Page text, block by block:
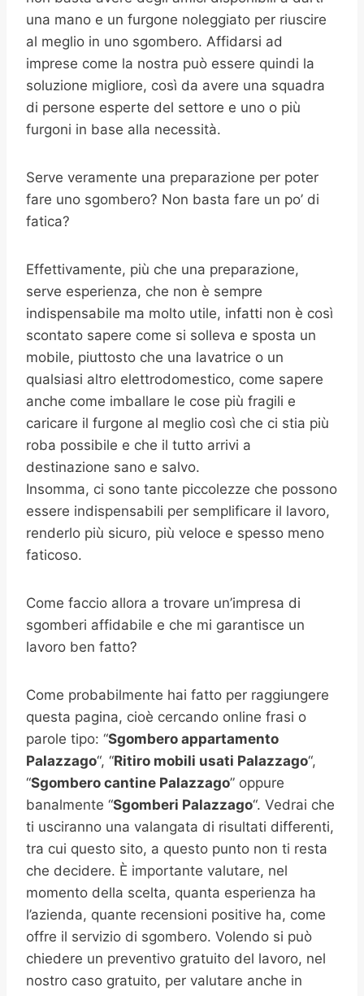
una mano e un furgone noleggiato per riuscire
al meglio in uno sgombero. Affidarsi ad
imprese come la nostra può essere quindi la
soluzione migliore, così da avere una squadra
di persone esperte del settore e uno o più
furgoni in base alla necessità.
Serve veramente una preparazione per poter
fare uno sgombero? Non basta fare un po’ di
fatica?
Effettivamente, più che una preparazione,
serve esperienza, che non è sempre
indispensabile ma molto utile, infatti non è così
scontato sapere come si solleva e sposta un
mobile, piuttosto che una lavatrice o un
qualsiasi altro elettrodomestico, come sapere
anche come imballare le cose più fragili e
caricare il furgone al meglio così che ci stia più
roba possibile e che il tutto arrivi a
destinazione sano e salvo.
Insomma, ci sono tante piccolezze che possono
essere indispensabili per semplificare il lavoro,
renderlo più sicuro, più veloce e spesso meno
faticoso.
Come faccio allora a trovare un’impresa di
sgomberi affidabile e che mi garantisce un
lavoro ben fatto?
Come probabilmente hai fatto per raggiungere
questa pagina, cioè cercando online frasi o
parole tipo: “Sgombero appartamento
Palazzago“, “Ritiro mobili usati Palazzago“,
“Sgombero cantine Palazzago” oppure
banalmente “Sgomberi Palazzago“. Vedrai che
ti usciranno una valangata di risultati differenti,
tra cui questo sito, a questo punto non ti resta
che decidere. È importante valutare, nel
momento della scelta, quanta esperienza ha
l’azienda, quante recensioni positive ha, come
offre il servizio di sgombero. Volendo si può
chiedere un preventivo gratuito del lavoro, nel
nostro caso gratuito, per valutare anche in